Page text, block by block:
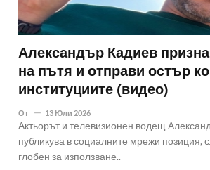
Александър Кадиев
на пътя и отправи остър
институциите (видео)
От 13 Юли 2026
Актьорът и телевизионен водещ
публикува в социалните мрежи позиция,
глобен за използване..